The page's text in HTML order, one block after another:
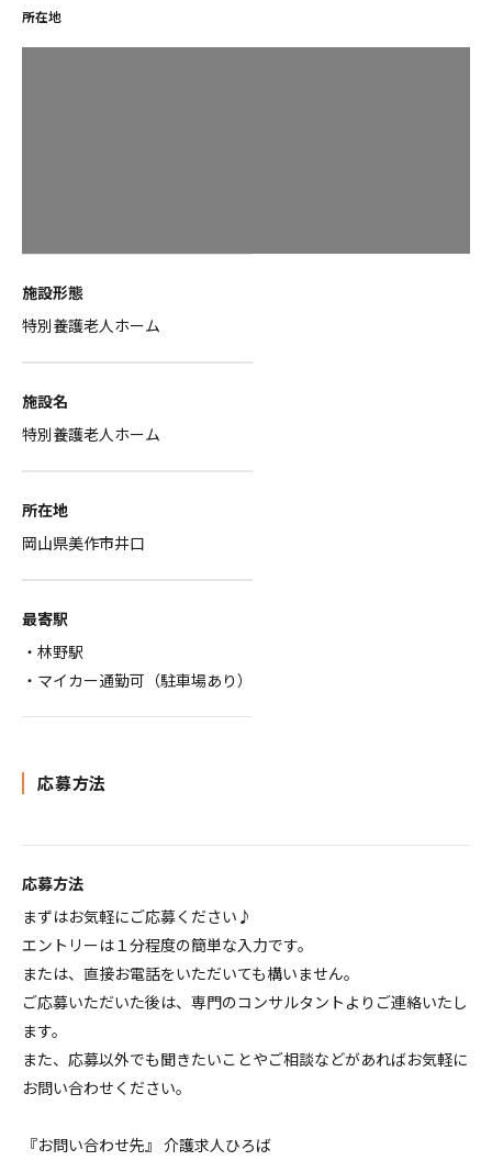
所在地
施設形態
特別養護老人ホーム
施設名
特別養護老人ホーム
所在地
岡山県美作市井口
最寄駅
・林野駅
・マイカー通勤可（駐車場あり）
応募方法
応募方法
まずはお気軽にご応募ください♪
エントリーは１分程度の簡単な入力です。
または、直接お電話をいただいても構いません。
ご応募いただいた後は、専門のコンサルタントよりご連絡いたし
ます。
また、応募以外でも聞きたいことやご相談などがあればお気軽に
お問い合わせください。
『お問い合わせ先』 介護求人ひろば